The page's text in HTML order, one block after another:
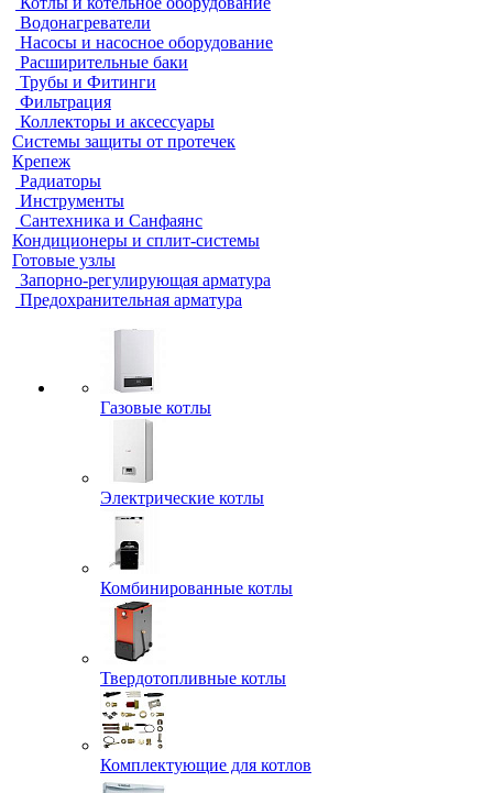
Водонагреватели
Насосы и насосное оборудование
Расширительные баки
Трубы и Фитинги
Фильтрация
Коллекторы и аксессуары
Системы защиты от протечек
Крепеж
Радиаторы
Инструменты
Сантехника и Санфаянс
Кондиционеры и сплит-системы
Готовые узлы
Запорно-регулирующая арматура
Предохранительная арматура
Газовые котлы
Электрические котлы
Комбинированные котлы
Твердотопливные котлы
Комплектующие для котлов